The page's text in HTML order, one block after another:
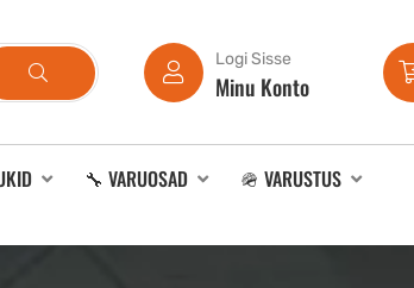
Logi Sisse
Minu Konto
🔧 VARUOSAD
🪖 VARUSTUS